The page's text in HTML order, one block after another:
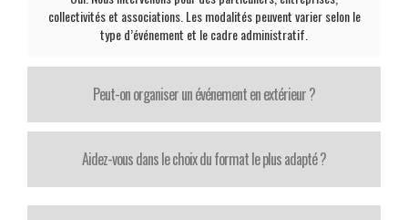
collectivités et associations. Les modalités peuvent varier selon le
type d’événement et le cadre administratif.
Peut-on organiser un événement en extérieur ?
Aidez-vous dans le choix du format le plus adapté ?